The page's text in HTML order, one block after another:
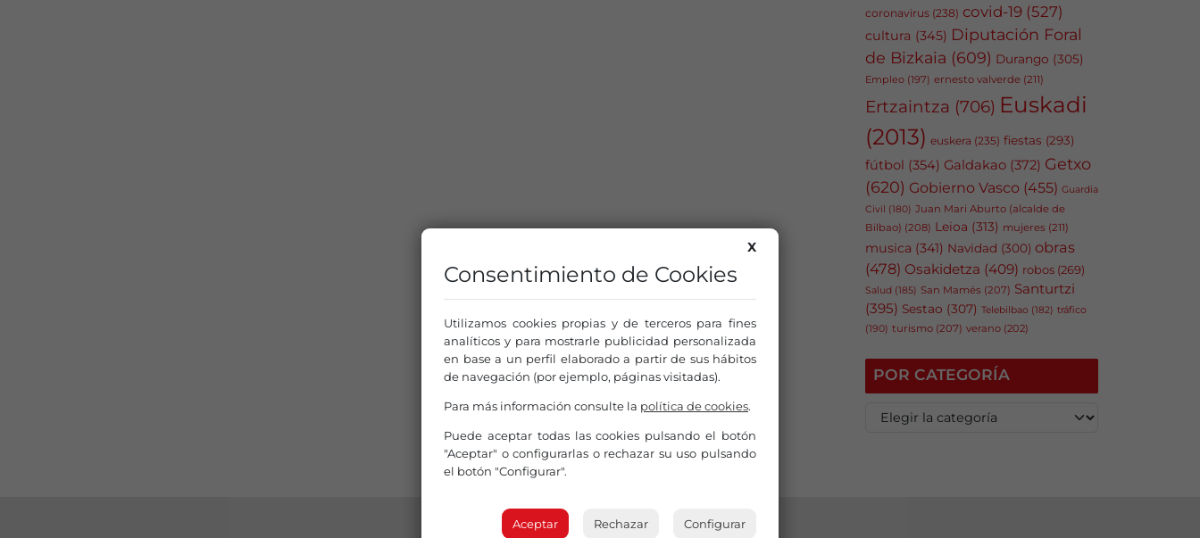
coronavirus (238) covid-19 (527)
cultura (345) Diputación Foral
de Bizkaia (609) Durango (305)
Empleo (197) ernesto valverde (211)
Ertzaintza (706) Euskadi
(2013) euskera (235) fiestas (293)
fútbol (354) Galdakao (372) Getxo
(620) Gobierno Vasco (455) Guardia
Civil (180) Juan Mari Aburto (alcalde de
Bilbao) (208) Leioa (313) mujeres (211)
musica (341) Navidad (300) obras
(478) Osakidetza (409) robos (269)
Salud (185) San Mamés (207) Santurtzi
(395) Sestao (307) Telebilbao (182) tráfico
(190) turismo (207) verano (202)
POR CATEGORÍA
X
Consentimiento de Cookies
Utilizamos cookies propias y de terceros para fines
analíticos y para mostrarle publicidad personalizada
en base a un perfil elaborado a partir de sus hábitos
de navegación (por ejemplo, páginas visitadas).
Para más información consulte la política de cookies.
Puede aceptar todas las cookies pulsando el botón
"Aceptar" o configurarlas o rechazar su uso pulsando
el botón "Configurar".
Aceptar Rechazar Configurar